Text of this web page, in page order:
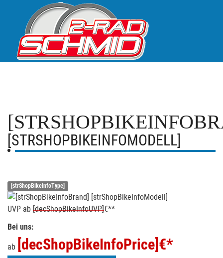
[STRSHOPBIKEINFOMODELL]
[strShopBikeInfoType]
UVP ab [decShopBikeInfoUVP]€**
Bei uns:
ab [decShopBikeInfoPrice] €*